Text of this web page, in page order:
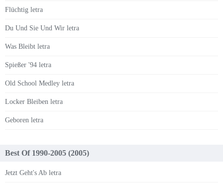
Flüchtig letra
Du Und Sie Und Wir letra
Was Bleibt letra
Spießer '94 letra
Old School Medley letra
Locker Bleiben letra
Geboren letra
Best Of 1990-2005 (2005)
Jetzt Geht's Ab letra